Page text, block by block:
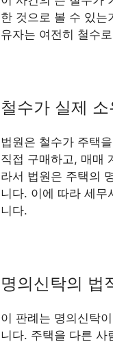
한 것으로 볼 수 있는
유자는 여전히 철수
철수가 실제
법원은 철수가 주택
직접 구매하고, 매매
라서 법원은 주택의
니다. 이에 따라 세무
니다.
명의신탁의 법
이 판례는 명의신탁
니다. 주택을 다른 사